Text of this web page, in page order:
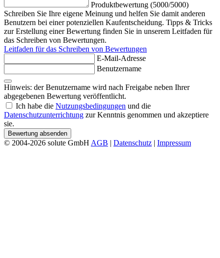
Produktbewertung (5000/5000)
Schreiben Sie Ihre eigene Meinung und helfen Sie damit anderen
Benutzern bei einer potenziellen Kaufentscheidung. Tipps & Tricks
zur Erstellung einer Bewertung finden Sie in unserem Leitfaden für
das Schreiben von Bewertungen.
Leitfaden für das Schreiben von Bewertungen
E-Mail-Adresse
Benutzername
Hinweis: der Benutzername wird nach Freigabe neben Ihrer
abgegebenen Bewertung veröffentlicht.
Ich habe die Nutzungsbedingungen und die
Datenschutzunterrichtung zur Kenntnis genommen und akzeptiere
sie.
Bewertung absenden
© 2004-2026 solute GmbH AGB | Datenschutz | Impressum